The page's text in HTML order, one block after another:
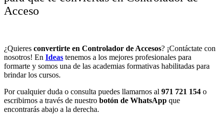
Acceso
¿Quieres convertirte en Controlador de Accesos? ¡Contáctate con
nosotros! En Ideas tenemos a los mejores profesionales para
formarte y somos una de las academias formativas habilitadas para
brindar los cursos.
Por cualquier duda o consulta puedes llamarnos al 971 721 154 o
escribirnos a través de nuestro botón de WhatsApp que
encontrarás abajo a la derecha.